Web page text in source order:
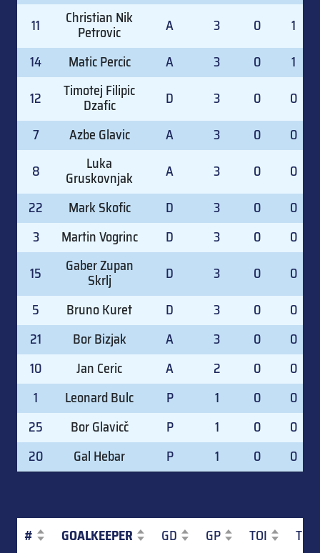
11 Christian Nik
Petrovic A 3 0
1
14
Matic Percic A 3 0
1
12
Timotej Filipic
Dzafic D 3 0
0
7
Azbe Glavic A 3 0
0
8
Luka
Gruskovnjak A 3 0
0
22
Mark Skofic D 3 0
0
3
Martin Vogrinc D 3 0
0
15
Gaber Zupan
Skrlj D 3 0
0
5
Bruno Kuret D 3 0
0
21
Bor Bizjak A 3 0
0
10
Jan Ceric A 2 0
0
1
Leonard Bulc P 1 0
0
25
Bor Glavicč P 1 0
0
20
Gal Hebar P 1 0 0
# GOALKEEPER GD GP TOI